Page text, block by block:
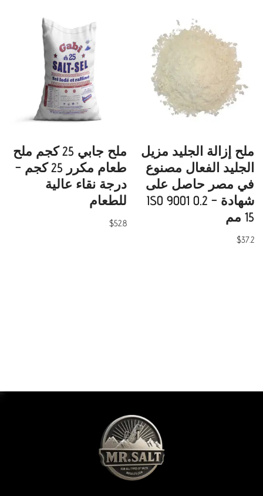
ملح إزالة الجليد مزيل
الجليد الفعال مصنوع
في مصر حاصل على
شهادة ISO 9001 0.2 –
15 مم
$37.2
ملح جابي 25 كجم ملح
طعام مكرر 25 كجم –
درجة نقاء عالية
للطعام
$52.8